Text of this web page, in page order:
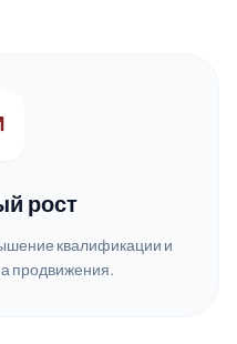
рост
квалификации и
продвижения.